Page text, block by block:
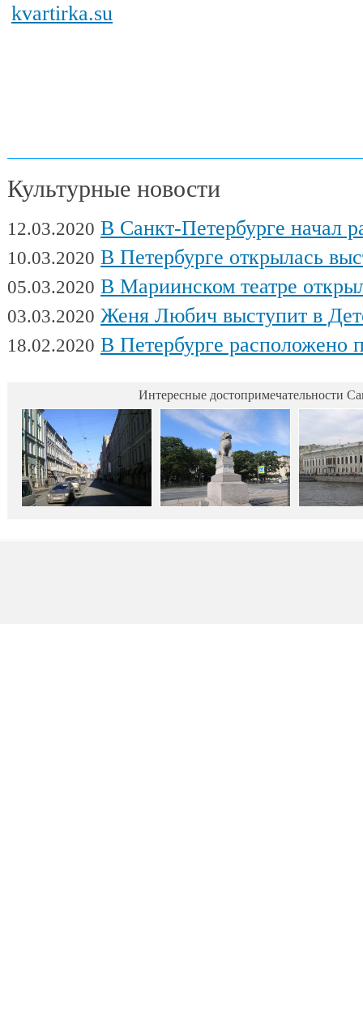
kvartirka.su
Культурные новости
12.03.2020 В Санкт-Петербурге начал работу
10.03.2020 В Петербурге открылась выставка
05.03.2020 В Мариинском театре открылся
03.03.2020 Женя Любич выступит в Детском театре
18.02.2020 В Петербурге расположено
Интересные достопримечательности